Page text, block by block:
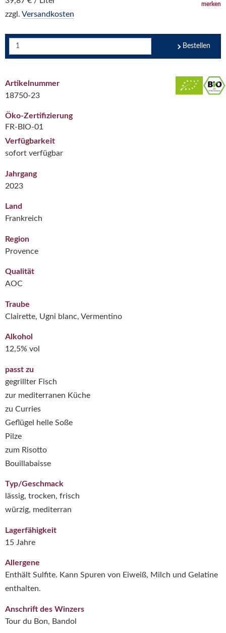
zzgl. Versandkosten
merken
Bestellen
Artikelnummer
18750-23
Öko-Zertifizierung
FR-BIO-01
Verfügbarkeit
sofort verfügbar
Jahrgang
2023
Land
Frankreich
Region
Provence
Qualität
AOC
Traube
Clairette, Ugni blanc, Vermentino
Alkohol
12,5% vol
passt zu
gegrillter Fisch
zur mediterranen Küche
zu Curries
Geflügel helle Soße
Pilze
zum Risotto
Bouillabaisse
Typ/Geschmack
lässig, trocken, frisch
würzig, mediterran
Lagerfähigkeit
15 Jahre
Allergene
Enthält Sulfite. Kann Spuren von Eiweiß, Milch und Gelatine
enthalten.
Anschrift des Winzers
Tour du Bon, Bandol